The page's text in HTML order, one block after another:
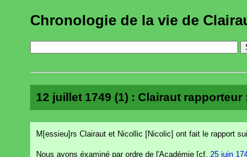
Chronologie de la vie de
12 juillet 1749 (1) : Clairaut rapporteur
M[essieu]rs Clairaut et Nicollic [Nicolic] ont fait le rapport
Nous avons éxaminé par ordre de l'Académie [cf. 25 juin